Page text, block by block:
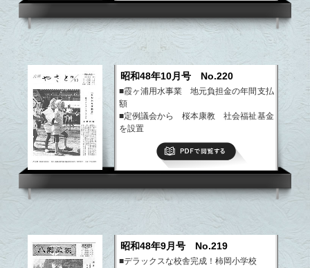
昭和48年10月号 No.220
■霞ヶ浦用水事業 地元負担金の年間支払
額
■定例議会から 桜本康教 社会福祉基金
を設置
■休耕面積三六五ヘクタール
■甲子園にかけた青春
■みんなの健康
昭和48年9月号 No.219
■デラックスな校舎完成！柿岡小学校